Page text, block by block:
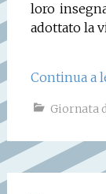
loro
adottato la
Continua a
Giornata